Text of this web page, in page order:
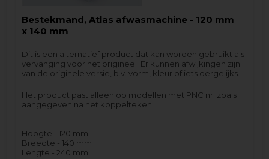
Bestekmand, Atlas afwasmachine - 120 mm
x 140 mm
Dit is een alternatief product dat kan worden gebruikt als
vervanging voor het origineel. Er kunnen afwijkingen zijn
van de originele versie, b.v. vorm, kleur of iets dergelijks.
Het product past alleen op modellen met PNC nr. zoals
aangegeven na het koppelteken.
Hoogte - 120 mm
Breedte - 140 mm
Lengte - 240 mm